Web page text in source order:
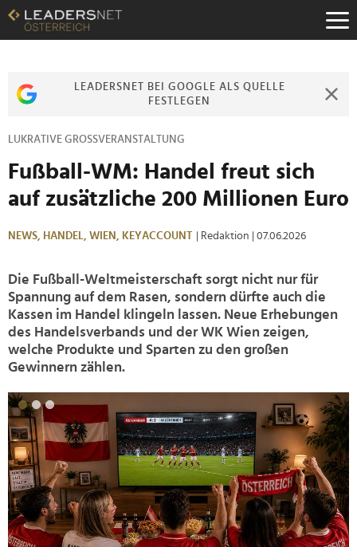
Zum
Inhalt
Zur
Zur
LEADERSNET BEI GOOGLE ALS QUELLE
FESTLEGEN
LUKRATIVE GROSSVERANSTALTUNG
Fußball-WM: Handel freut sich
auf zusätzliche 200 Millionen Euro
NEWS, HANDEL, WIEN, KEYACCOUNT | Redaktion | 07.06.2026
Die Fußball-Weltmeisterschaft sorgt nicht nur für
Spannung auf dem Rasen, sondern dürfte auch die
Kassen im Handel klingeln lassen. Neue Erhebungen
des Handelsverbands und der WK Wien zeigen,
welche Produkte und Sparten zu den großen
Gewinnern zählen.
>